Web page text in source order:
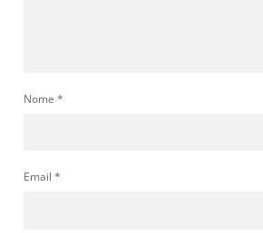
Nome *
Email *